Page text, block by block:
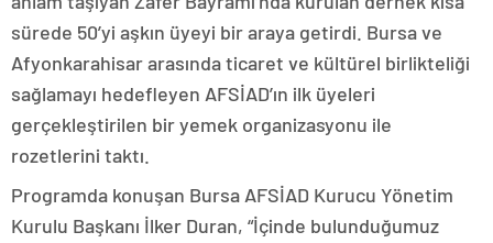
sürede 50’yi aşkın üyeyi bir araya getirdi. Bursa ve
Afyonkarahisar arasında ticaret ve kültürel birlikteliği
sağlamayı hedefleyen AFSİAD’ın ilk üyeleri
gerçekleştirilen bir yemek organizasyonu ile
rozetlerini taktı.
Programda konuşan Bursa AFSİAD Kurucu Yönetim
Kurulu Başkanı İlker Duran, “İçinde bulunduğumuz